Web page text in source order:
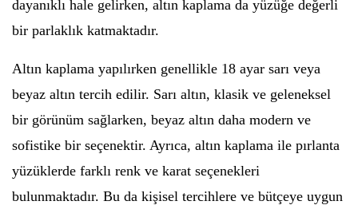
dayanıklı hale gelirken, altın kaplama da yüzüğe değerli
bir parlaklık katmaktadır.
Altın kaplama yapılırken genellikle 18 ayar sarı veya
beyaz altın tercih edilir. Sarı altın, klasik ve geleneksel
bir görünüm sağlarken, beyaz altın daha modern ve
sofistike bir seçenektir. Ayrıca, altın kaplama ile pırlanta
yüzüklerde farklı renk ve karat seçenekleri
bulunmaktadır. Bu da kişisel tercihlere ve bütçeye uygun